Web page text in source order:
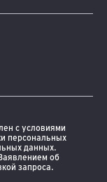
с условиями
персональных
данных.
об
запроса.